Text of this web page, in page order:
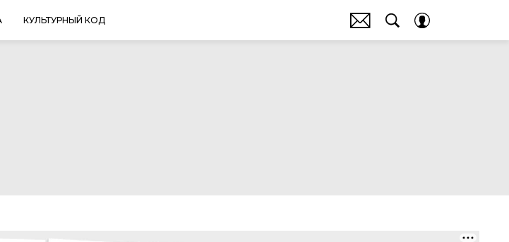
КУЛЬТУРНЫЙ КОД